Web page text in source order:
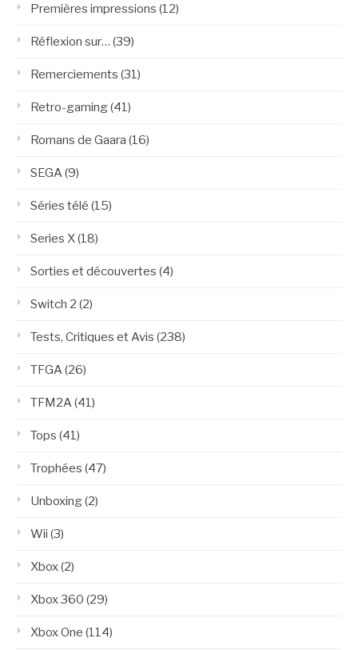
Premières impressions (12)
Réflexion sur… (39)
Remerciements (31)
Retro-gaming(41)
Romans de Gaara (16)
SEGA(9)
Séries télé (15)
Series X(18)
Sorties et découvertes (4)
Switch 2 (2)
Tests, Critiques et Avis (238)
TFGA(26)
TFM2A(41)
Tops (41)
Trophées (47)
Unboxing(2)
Wii (3)
Xbox(2)
Xbox 360 (29)
Xbox One (114)